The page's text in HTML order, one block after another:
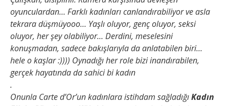
oyunculardan… Farklı kadınları canlandırabiliyor ve asla
tekrara düşmüyooo… Yaşlı oluyor, genç oluyor, seksi
oluyor, her şey olabiliyor… Derdini, meselesini
konuşmadan, sadece bakışlarıyla da anlatabilen biri…
hele o kaşlar :)))) Oynadığı her role bizi inandırabilen,
gerçek hayatında da sahici bi kadın
.
Onunla Carte d’Or’un kadınlara istihdam sağladığıKadın